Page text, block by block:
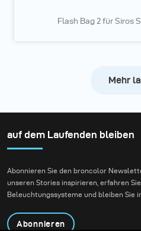
Flash Bag 2 für Siros
Mehr
auf dem Laufenden bleiben
Abonnieren Sie den broncolor
unseren Stories inspirieren, erfahren
Beleuchtungssysteme und bleiben Sie
Abonnieren